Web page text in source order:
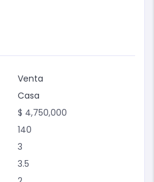
Venta
Casa
$ 4,750,000
140
3
3.5